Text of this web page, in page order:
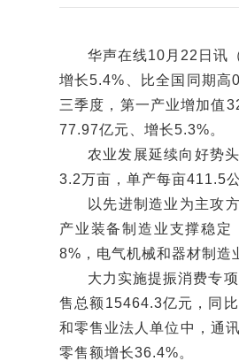
华声在线10月22日讯
增长5.4%、比全国同期高
三季度，第一产业增加值
77.97亿元、增长5.3%。
农业发展延续向好势
3.2万亩，单产每亩411.5
以先进制造业为主攻
产业装备制造业支撑稳
8%，电气机械和器材制造
大力实施提振消费专
售总额15464.3亿元，同
和零售业法人单位中，通
零售额增长36.4%。